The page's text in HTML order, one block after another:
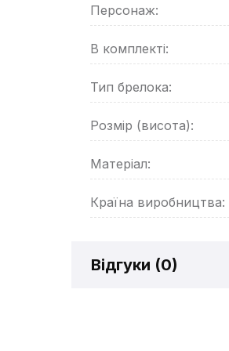
Персонаж:
В комплекті:
Тип брелока:
Розмір (висота):
Матеріал:
Країна виробництва:
Відгуки (0)